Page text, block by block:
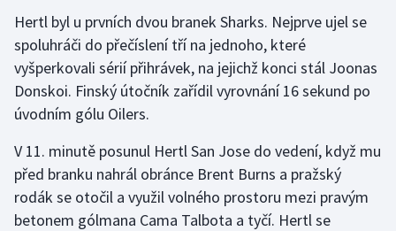
Olympijské hry
Parasport
Plážový volejbal
Ragby
Hertl byl u prvních dvou branek Sharks. Nejprve ujel se
spoluhráči do přečíslení tří na jednoho, které
vyšperkovali sérií přihrávek, na jejichž konci stál Joonas
Donskoi. Finský útočník zařídil vyrovnání 16 sekund po
úvodním gólu Oilers.
V 11. minutě posunul Hertl San Jose do vedení, když mu
před branku nahrál obránce Brent Burns a pražský
rodák se otočil a využil volného prostoru mezi pravým
betonem gólmana Cama Talbota a tyčí. Hertl se